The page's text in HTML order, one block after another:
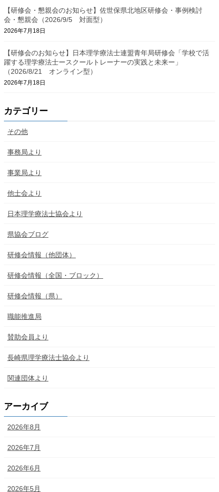
【研修会・懇親会のお知らせ】佐世保県北地区研修会・事例検討
会・懇親会（2026/9/5 対面型）
2026年7月18日
【研修会のお知らせ】日本理学療法士連盟青年局研修会「学校で活
躍する理学療法士ースクールトレーナーの実践と未来ー」
（2026/8/21 オンライン型）
2026年7月18日
カテゴリー
その他
事務局より
事業局より
他士会より
日本理学療法士協会より
県協会ブログ
研修会情報（他団体）
研修会情報（全国・ブロック）
研修会情報（県）
職能推進局
賛助会員より
長崎県理学療法士協会より
関連団体より
アーカイブ
2026年8月
2026年7月
2026年6月
2026年5月